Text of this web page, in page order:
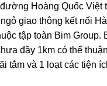
Hoàng Quốc Việt
giao thông kết nối
tập toàn Bim Group.
đầy 1km có thể
tắm và 1 loạt các tiện